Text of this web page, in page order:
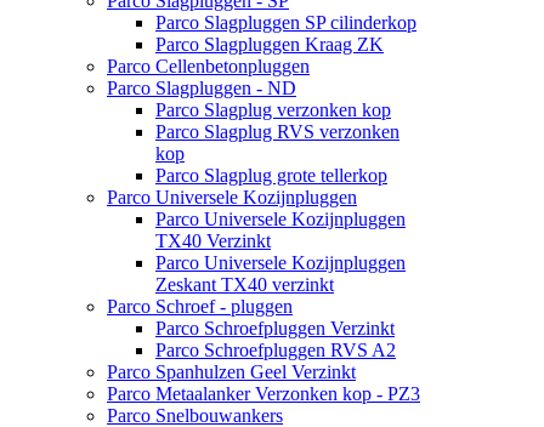
Parco Slagpluggen SP cilinderkop
Parco Slagpluggen Kraag ZK
Parco Cellenbetonpluggen
Parco Slagpluggen - ND
Parco Slagplug verzonken kop
Parco Slagplug RVS verzonken
kop
Parco Slagplug grote tellerkop
Parco Universele Kozijnpluggen
Parco Universele Kozijnpluggen
TX40 Verzinkt
Parco Universele Kozijnpluggen
Zeskant TX40 verzinkt
Parco Schroef - pluggen
Parco Schroefpluggen Verzinkt
Parco Schroefpluggen RVS A2
Parco Spanhulzen Geel Verzinkt
Parco Metaalanker Verzonken kop - PZ3
Parco Snelbouwankers